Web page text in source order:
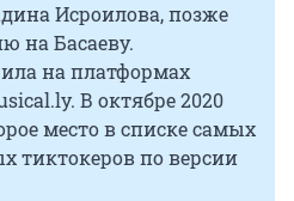
Исроилова, позже
на Басаеву.
на платформах
В октябре 2020
место в списке самых
тиктокеров по версии